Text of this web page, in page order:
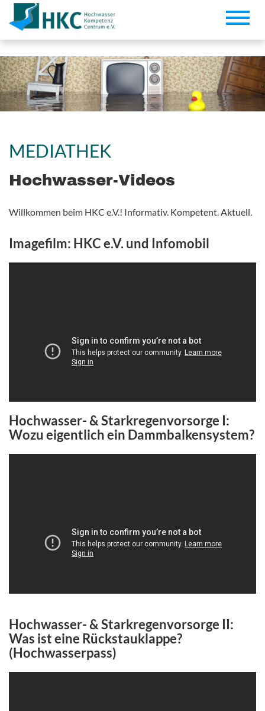
Toggle
MEDIATHEK
Hochwasser-Videos
Willkommen beim HKC e.V.! Informativ. Kompetent. Aktuell.
Imagefilm: HKC e.V. und Infomobil
Hochwasser- & Starkregenvorsorge I:
Wozu eigentlich ein Dammbalkensystem?
Hochwasser- & Starkregenvorsorge II:
Was ist eine Rückstauklappe?
(Hochwasserpass)